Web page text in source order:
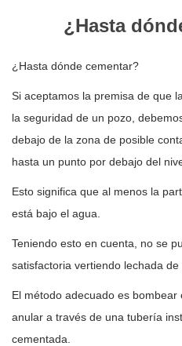
¿Hasta
¿Hasta dónde cementar?
Si aceptamos la premisa de que
la seguridad de un pozo,
debajo de la zona de posible
hasta un punto por debajo del
Esto significa que al menos la
está bajo el agua.
Teniendo esto en cuenta, no se
satisfactoria vertiendo lechada
El método adecuado es
anular a través de una tubería
cementada.